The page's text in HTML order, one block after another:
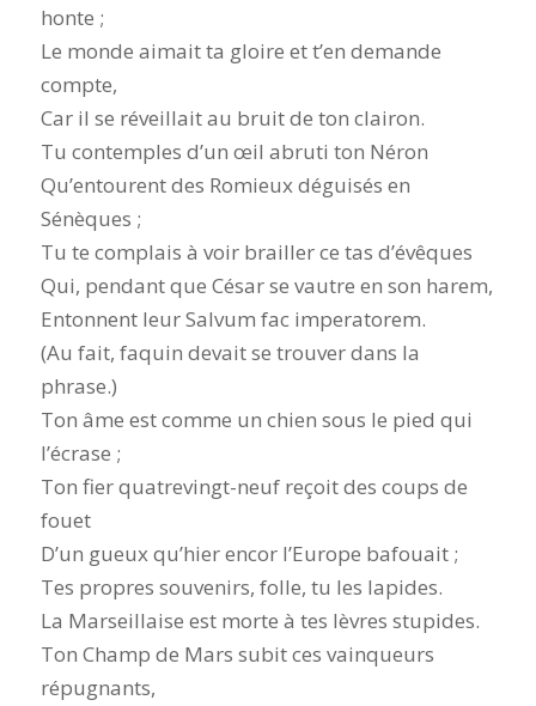
honte ;
Le monde aimait ta gloire et t’en demande
compte,
Car il se réveillait au bruit de ton clairon.
Tu contemples d’un œil abruti ton Néron
Qu’entourent des Romieux déguisés en
Sénèques ;
Tu te complais à voir brailler ce tas d’évêques
Qui, pendant que César se vautre en son harem,
Entonnent leur Salvum fac imperatorem.
(Au fait, faquin devait se trouver dans la
phrase.)
Ton âme est comme un chien sous le pied qui
l’écrase ;
Ton fier quatrevingt-neuf reçoit des coups de
fouet
D’un gueux qu’hier encor l’Europe bafouait ;
Tes propres souvenirs, folle, tu les lapides.
La Marseillaise est morte à tes lèvres stupides.
Ton Champ de Mars subit ces vainqueurs
répugnants,